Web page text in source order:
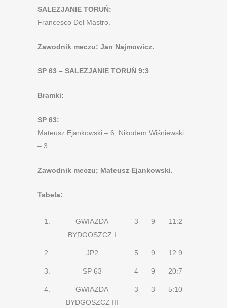
SALEZJANIE TORUŃ:
Francesco Del Mastro.
Zawodnik meczu: Jan Najmowicz.
SP 63 – SALEZJANIE TORUŃ 9:3
Bramki:
SP 63:
Mateusz Ejankowski – 6, Nikodem Wiśniewski
– 3.
Zawodnik meczu; Mateusz Ejankowski.
Tabela:
1.
GWIAZDA
BYDGOSZCZ I
3 9 11:2
2. JP2 5 9 12:9
3. SP 63 4 9 20:7
4.
GWIAZDA
BYDGOSZCZ III
3 3 5:10